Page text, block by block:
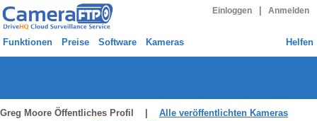
Einloggen Anmelden
Funktionen Preise Software Kameras Helfen
Greg Moore Öffentliches Profil | Alle veröffentlichten Kameras